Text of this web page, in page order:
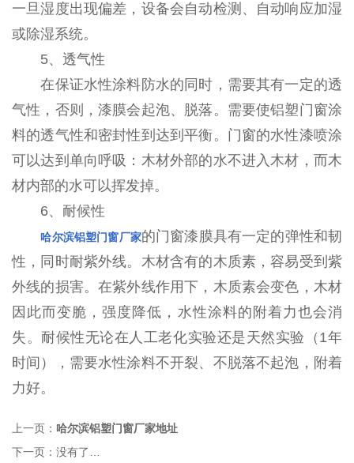
一旦湿度出现偏差，设备会自动检测、自动响应加湿
或除湿系统。
5、透气性
在保证水性涂料防水的同时，需要其有一定的透
气性，否则，漆膜会起泡、脱落。需要使铝塑门窗涂
料的透气性和密封性到达到平衡。门窗的水性漆喷涂
可以达到单向呼吸：木材外部的水不进入木材，而木
材内部的水可以挥发掉。
6、耐候性
哈尔滨铝塑门窗厂家的门窗漆膜具有一定的弹性和韧
性，同时耐紫外线。木材含有的木质素，容易受到紫
外线的损害。在紫外线作用下，木质素会变色，木材
因此而变脆，强度降低，水性涂料的附着力也会消
失。耐候性无论在人工老化实验还是天然实验（1年
时间），需要水性涂料不开裂、不脱落不起泡，附着
力好。
上一页： 哈尔滨铝塑门窗厂家地址
下一页： 没有了…